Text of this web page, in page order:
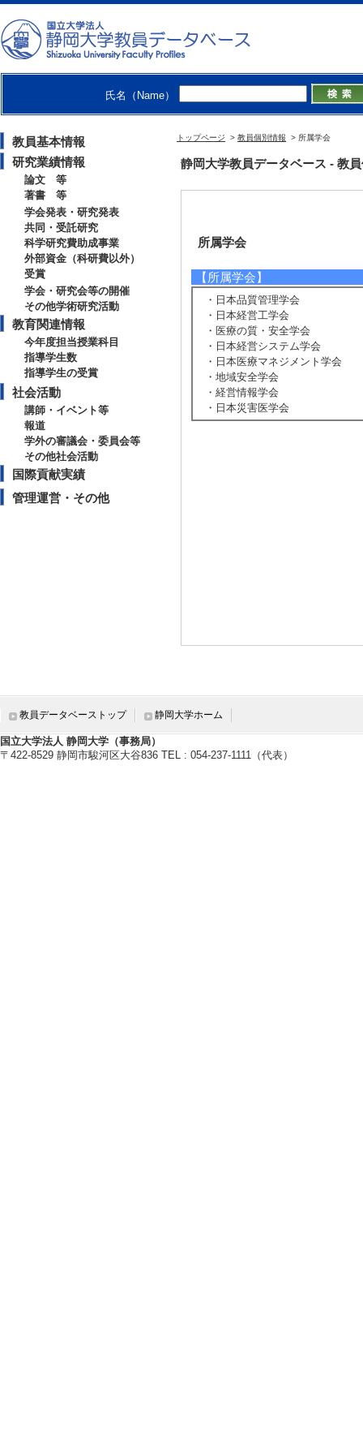
氏名（Name）
教員基本情報
研究業績情報
論文 等
著書 等
学会発表・研究発表
共同・受託研究
科学研究費助成事業
外部資金（科研費以外）
受賞
学会・研究会等の開催
その他学術研究活動
教育関連情報
今年度担当授業科目
指導学生数
指導学生の受賞
社会活動
講師・イベント等
報道
学外の審議会・委員会等
その他社会活動
国際貢献実績
管理運営・その他
トップページ > 教員個別情報 > 所属学会
静岡大学教員データベース - 教
所属学会
【所属学会】
・日本品質管理学会
・日本経営工学会
・医療の質・安全学会
・日本経営システム学会
・日本医療マネジメント学会
・地域安全学会
・経営情報学会
・日本災害医学会
教員データベーストップ 静岡大学ホーム
国立大学法人 静岡大学（事務局）
〒422-8529 静岡市駿河区大谷836 TEL : 054-237-1111（代表）